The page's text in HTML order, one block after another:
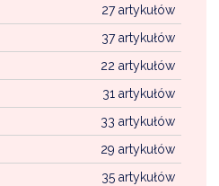
27 artykułów
37 artykułów
22 artykułów
31 artykułów
33 artykułów
29 artykułów
35 artykułów